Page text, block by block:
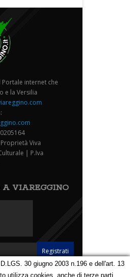
internet che
e la Versilia
Viva
| P.Iva
VIAREGGINO
30 giugno 2003 n.196 e dell'art. 13
utilizza cookies, anche di terze parti,